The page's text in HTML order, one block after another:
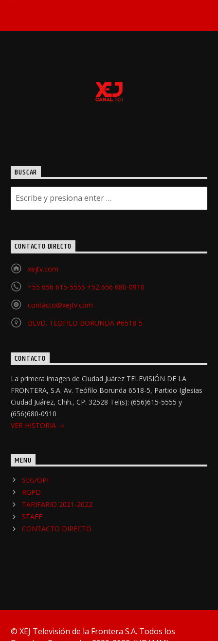
BUSCAR
CONTACTO DIRECTO
xejtv.com
+55 656 615-5555 +52 656 680-0910
contacto@xejtv.com
BLVD. TEOFILO BORUNDA #6518-5
CONTACTO
La primera imagen de Ciudad Juárez TELEVISIÓN DE LA
FRONTERA, S.A. Av. Teófilo Borunda 6518-5, Partido Iglesias
Ciudad Juárez, Chih., CP: 32528 Tel(s): (656)615-5555 y
(656)680-0910
VER HISTORIA
MENU
SEG/OPI
RGPD
TARIFARIO 2021-2022
STAFF
CONTACTO DIRECTO
© XEJ Televisión de la Frontera S.A. Todos los